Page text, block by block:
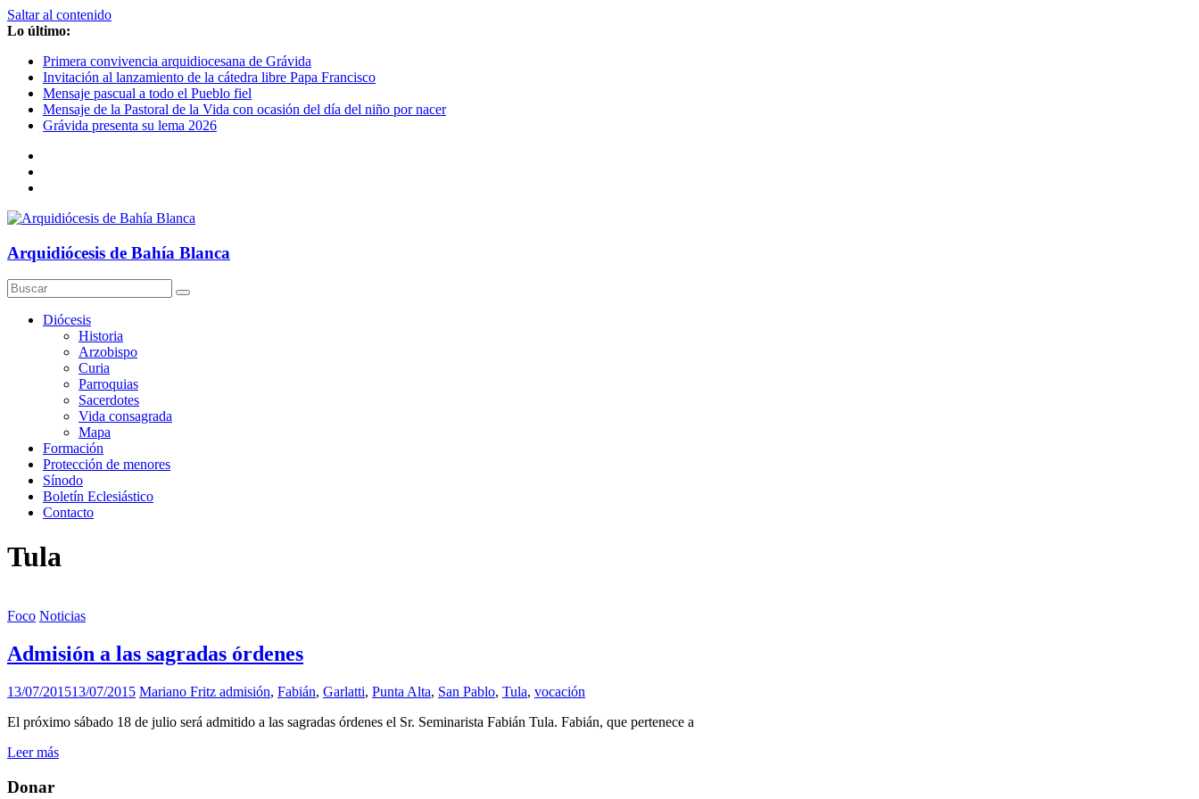
Saltar al contenido
Lo último:
Primera convivencia arquidiocesana de Grávida
Invitación al lanzamiento de la cátedra libre Papa Francisco
Mensaje pascual a todo el Pueblo fiel
Mensaje de la Pastoral de la Vida con ocasión del día del niño por nacer
Grávida presenta su lema 2026
Arquidiócesis de Bahía Blanca
Diócesis
Historia
Arzobispo
Curia
Parroquias
Sacerdotes
Vida consagrada
Mapa
Formación
Protección de menores
Sínodo
Boletín Eclesiástico
Contacto
Tula
Foco Noticias
Admisión a las sagradas órdenes
13/07/201513/07/2015 Mariano Fritz admisión, Fabián, Garlatti, Punta Alta, San Pablo, Tula, vocación
El próximo sábado 18 de julio será admitido a las sagradas órdenes el Sr. Seminarista Fabián Tula. Fabián, que pertenece a
Leer más
Donar